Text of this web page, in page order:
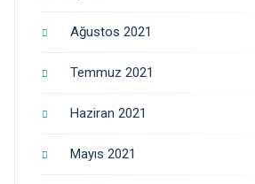
Ağustos 2021
Temmuz 2021
Haziran 2021
Mayıs 2021